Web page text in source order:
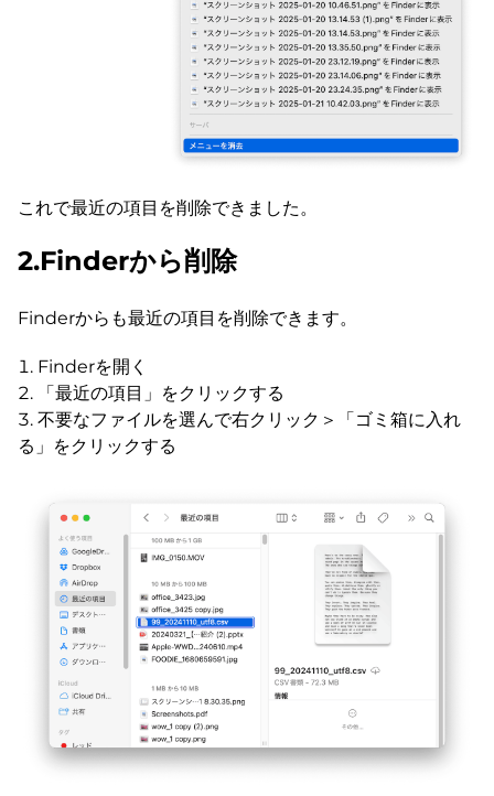
これで最近の項目を削除できました。
2.Finderから削除
Finderからも最近の項目を削除できます。
Finderを開く
「最近の項目」をクリックする
不要なファイルを選んで右クリック＞「ゴミ箱に入れ
る」をクリックする